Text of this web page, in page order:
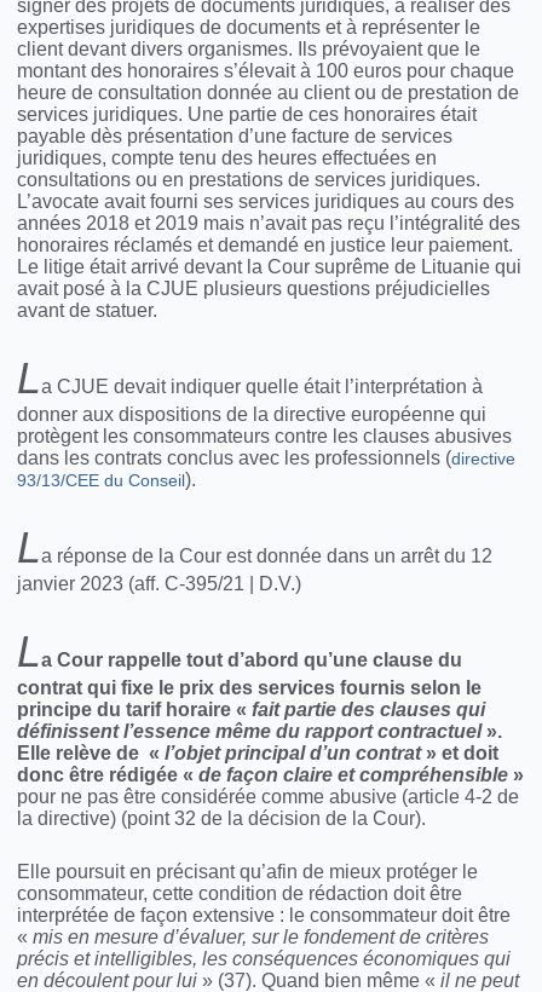
signer des projets de documents juridiques, à réaliser des
expertises juridiques de documents et à représenter le
client devant divers organismes. Ils prévoyaient que le
montant des honoraires s’élevait à 100 euros pour chaque
heure de consultation donnée au client ou de prestation de
services juridiques. Une partie de ces honoraires était
payable dès présentation d’une facture de services
juridiques, compte tenu des heures effectuées en
consultations ou en prestations de services juridiques.
L’avocate avait fourni ses services juridiques au cours des
années 2018 et 2019 mais n’avait pas reçu l’intégralité des
honoraires réclamés et demandé en justice leur paiement.
Le litige était arrivé devant la Cour suprême de Lituanie qui
avait posé à la CJUE plusieurs questions préjudicielles
avant de statuer.
La CJUE devait indiquer quelle était l’interprétation à
donner aux dispositions de la directive européenne qui
protègent les consommateurs contre les clauses abusives
dans les contrats conclus avec les professionnels (directive
93/13/CEE du Conseil).
La réponse de la Cour est donnée dans un arrêt du 12
janvier 2023 (aff. C-395/21 | D.V.)
La Cour rappelle tout d’abord qu’une clause du
contrat qui fixe le prix des services fournis selon le
principe du tarif horaire «fait partie des clauses qui
définissent l’essence même du rapport contractuel».
Elle relève de « l’objet principal d’un contrat» et doit
donc être rédigée «de façon claire et compréhensible »
pour ne pas être considérée comme abusive (article 4-2 de
la directive) (point 32 de la décision de la Cour).
Elle poursuit en précisant qu’afin de mieux protéger le
consommateur, cette condition de rédaction doit être
interprétée de façon extensive : le consommateur doit être
«mis en mesure d’évaluer, sur le fondement de critères
précis et intelligibles, les conséquences économiques qui
en découlent pour lui» (37). Quand bien même «il ne peut